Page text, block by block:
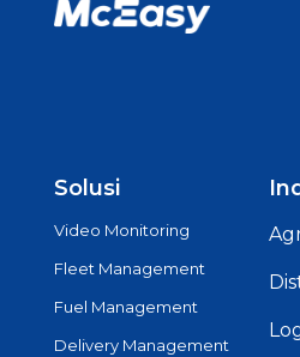
Solusi
Video Monitoring
Fleet Management
Fuel Management
Delivery Management